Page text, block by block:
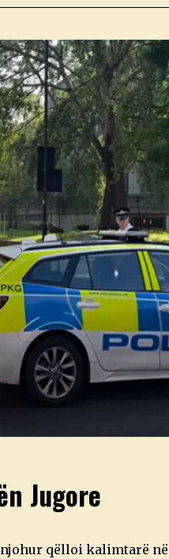
Jugore
qëlloi kalimtarë